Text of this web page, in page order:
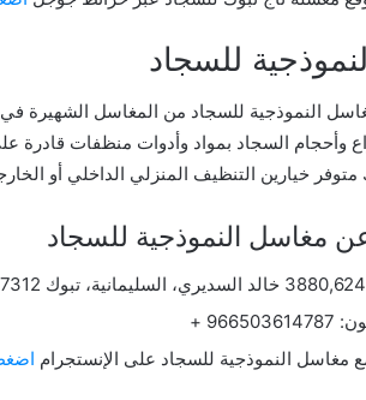
للسجاد
النموذجية للسجاد من المغاسل الشهيرة
وأحجام السجاد بمواد وأدوات منظفات قادرة على
متوفر خيارين التنظيف المنزلي الداخلي أو
مغاسل النموذجية للسجاد
السديري، السليمانية، تبوك 47312 3880، المملكة العربية السعودية.
+
مغاسل النموذجية للسجاد على الإنستجرام